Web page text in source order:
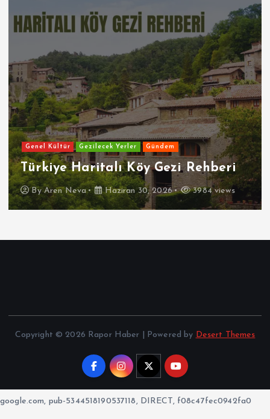
Genel Kültür Gezilecek Yerler Gündem
Türkiye Haritalı Köy Gezi Rehberi
ByAren Neva Haziran 30, 2026 3984 views
Copyright © 2026 Rapor Haber | Powered by Desert Themes
google.com, pub-5344518190537118, DIRECT, f08c47fec0942fa0